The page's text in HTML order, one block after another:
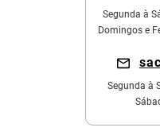
Segunda à
Domingos e
Segunda à